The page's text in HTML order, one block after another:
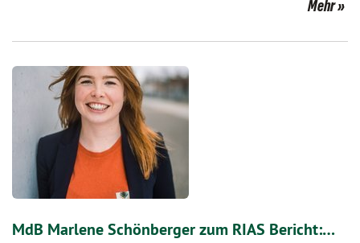
Mehr
MdB Marlene Schönberger zum RIAS Bericht:…